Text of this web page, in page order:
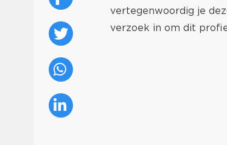
vertegenwoordig je
verzoek in om dit